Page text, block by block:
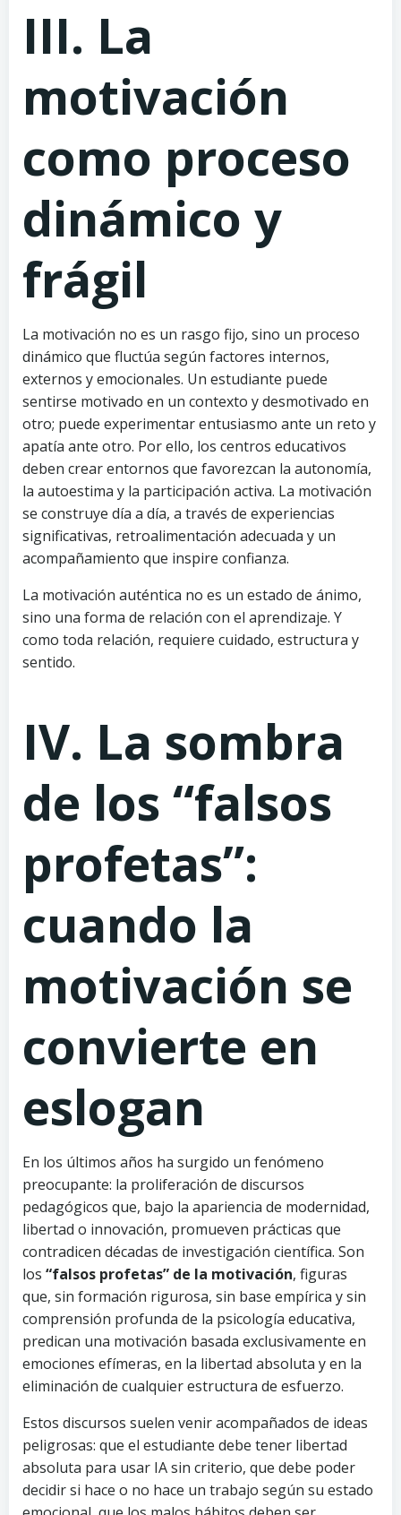
III. La
motivación
como proceso
dinámico y
frágil
La motivación no es un rasgo fijo, sino un proceso
dinámico que fluctúa según factores internos,
externos y emocionales. Un estudiante puede
sentirse motivado en un contexto y desmotivado en
otro; puede experimentar entusiasmo ante un reto y
apatía ante otro. Por ello, los centros educativos
deben crear entornos que favorezcan la autonomía,
la autoestima y la participación activa. La motivación
se construye día a día, a través de experiencias
significativas, retroalimentación adecuada y un
acompañamiento que inspire confianza.
La motivación auténtica no es un estado de ánimo,
sino una forma de relación con el aprendizaje. Y
como toda relación, requiere cuidado, estructura y
sentido.
IV. La sombra
de los “falsos
profetas”:
cuando la
motivación se
convierte en
eslogan
En los últimos años ha surgido un fenómeno
preocupante: la proliferación de discursos
pedagógicos que, bajo la apariencia de modernidad,
libertad o innovación, promueven prácticas que
contradicen décadas de investigación científica. Son
los “falsos profetas” de la motivación, figuras
que, sin formación rigurosa, sin base empírica y sin
comprensión profunda de la psicología educativa,
predican una motivación basada exclusivamente en
emociones efímeras, en la libertad absoluta y en la
eliminación de cualquier estructura de esfuerzo.
Estos discursos suelen venir acompañados de ideas
peligrosas: que el estudiante debe tener libertad
absoluta para usar IA sin criterio, que debe poder
decidir si hace o no hace un trabajo según su estado